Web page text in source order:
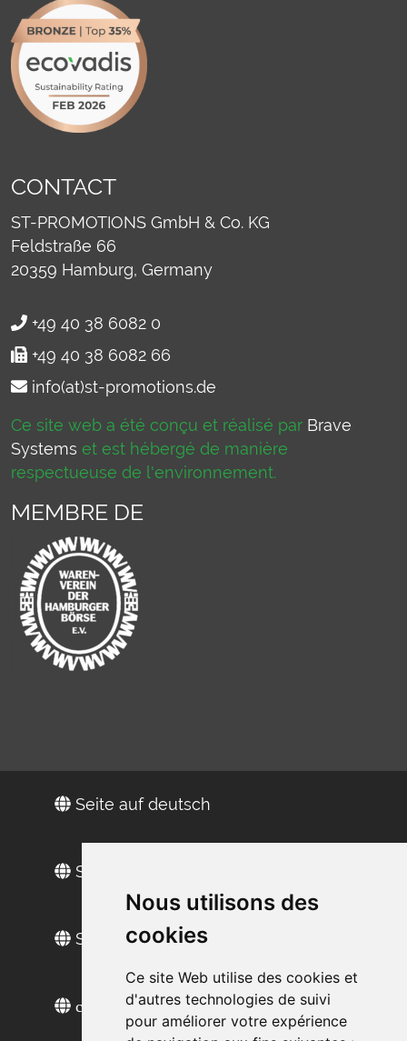
Nous utilisons des
cookies
Ce site Web utilise des cookies et
d'autres technologies de suivi
pour améliorer votre expérience
CONTACT
ST-PROMOTIONS GmbH & Co. KG
Feldstraße 66
20359 Hamburg, Germany
+49 40 38 6082 0
+49 40 38 6082 66
info(at)st-promotions.de
Ce site web a été conçu et réalisé par Brave
Systems et est hébergé de manière
respectueuse de l'environnement.
MEMBRE DE
Seite auf deutsch
Site in Englisch
Sitio web en español
сайт на русском